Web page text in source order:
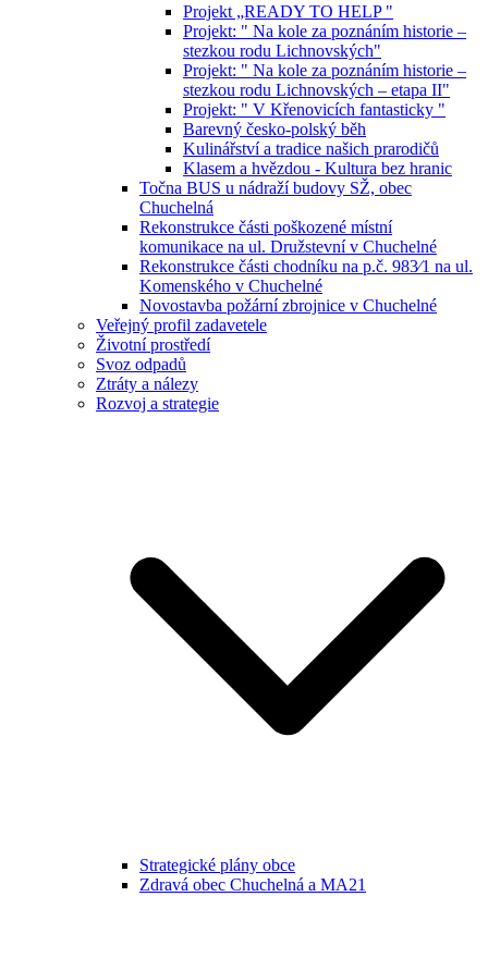
Projekt „READY TO HELP "
Projekt: " Na kole za poznáním historie –
stezkou rodu Lichnovských"
Projekt: " Na kole za poznáním historie –
stezkou rodu Lichnovských – etapa II"
Projekt: " V Křenovicích fantasticky "
Barevný česko-polský běh
Kulinářství a tradice našich prarodičů
Klasem a hvězdou - Kultura bez hranic
Točna BUS u nádraží budovy SŽ, obec
Chuchelná
Rekonstrukce části poškozené místní
komunikace na ul. Družstevní v Chuchelné
Rekonstrukce části chodníku na p.č. 983⁄1 na ul.
Komenského v Chuchelné
Novostavba požární zbrojnice v Chuchelné
Veřejný profil zadavetele
Životní prostředí
Svoz odpadů
Ztráty a nálezy
Rozvoj a strategie
Strategické plány obce
Zdravá obec Chuchelná a MA21